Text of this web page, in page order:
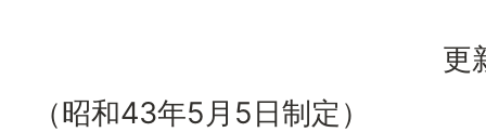
更
（昭和43年5月5日制定）